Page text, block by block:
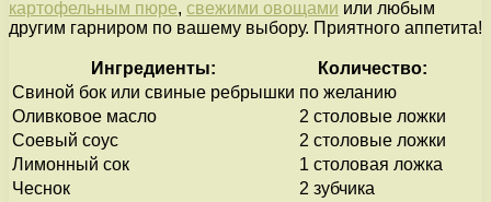
картофельным пюре, свежими овощами или любым
другим гарниром по вашему выбору. Приятного аппетита!
Ингредиенты:
Количество:
Свиной бок или свиные ребрышки по желанию
Оливковое масло
2 столовые ложки
Соевый соус
2 столовые ложки
Лимонный сок
1 столовая ложка
Чеснок
2 зубчика